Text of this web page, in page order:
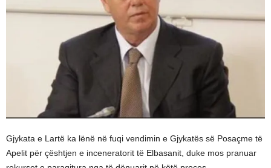
Gjykata e Lartë ka lënë në fuqi vendimin e Gjykatës së Posaçme të
Apelit për çështjen e inceneratorit të Elbasanit, duke mos pranuar